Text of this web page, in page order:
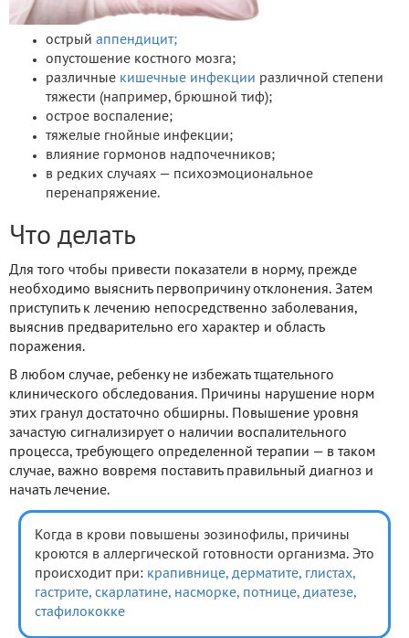
острый аппендицит;
опустошение костного мозга;
различные кишечные инфекции различной степени
тяжести (например, брюшной тиф);
острое воспаление;
тяжелые гнойные инфекции;
влияние гормонов надпочечников;
в редких случаях — психоэмоциональное
перенапряжение.
Что делать
Для того чтобы привести показатели в норму, прежде
необходимо выяснить первопричину отклонения. Затем
приступить к лечению непосредственно заболевания,
выяснив предварительно его характер и область
поражения.
В любом случае, ребенку не избежать тщательного
клинического обследования. Причины нарушение норм
этих гранул достаточно обширны. Повышение уровня
зачастую сигнализирует о наличии воспалительного
процесса, требующего определенной терапии — в таком
случае, важно вовремя поставить правильный диагноз и
начать лечение.
Когда в крови повышены эозинофилы, причины
кроются в аллергической готовности организма. Это
происходит при: крапивнице, дерматите, глистах,
гастрите, скарлатине, насморке, потнице, диатезе,
стафилококке